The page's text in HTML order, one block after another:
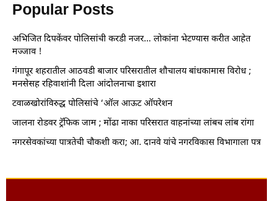
Popular Posts
अभिजित दिपकेंवर पोलिसांची करडी नजर… लोकांना भेटण्यास करीत आहेत
मज्जाव !
गंगापूर शहरातील आठवडी बाजार परिसरातील शौचालय बांधकामास विरोध ;
मनसेसह रहिवाशांनी दिला आंदोलनाचा इशारा
टवाळखोरांविरुद्ध पोलिसांचे ‘ऑल आऊट ऑपरेशन
जालना रोडवर ट्रॅफिक जाम ; मोंढा नाका परिसरात वाहनांच्या लांबच लांब रांगा
नगरसेवकांच्या पात्रतेची चौकशी करा; आ. दानवे यांचे नगरविकास विभागाला पत्र